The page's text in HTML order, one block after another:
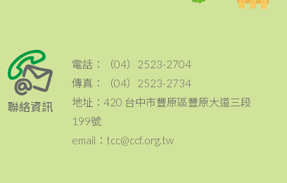
聯絡資訊
電話：（04）2523-2704
傳真：（04）2523-2734
地址：420 台中市豐原區豐原大道三段
199號
email：tcc@ccf.org.tw